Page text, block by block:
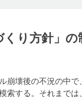
くり方針」の
崩壊後の不況の中で
索する。それまでは